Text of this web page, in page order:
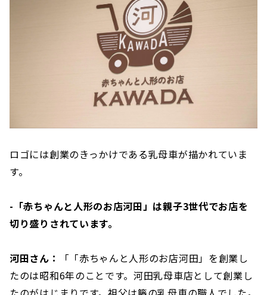
ロゴには創業のきっかけである乳母車が描かれていま
す。
-「赤ちゃんと人形のお店河田」は親子3世代でお店を
切り盛りされています。
河田さん：
「「赤ちゃんと人形のお店河田」を創業し
たのは昭和6年のことです。河田乳母車店として創業し